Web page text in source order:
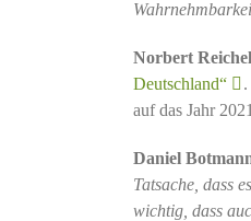
Norbert Reichel
Deutschland“
auf das Jahr
Daniel
Tatsache, dass
wichtig, dass